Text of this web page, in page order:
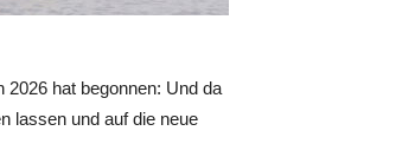
hat begonnen: Und da
lassen und auf die neue